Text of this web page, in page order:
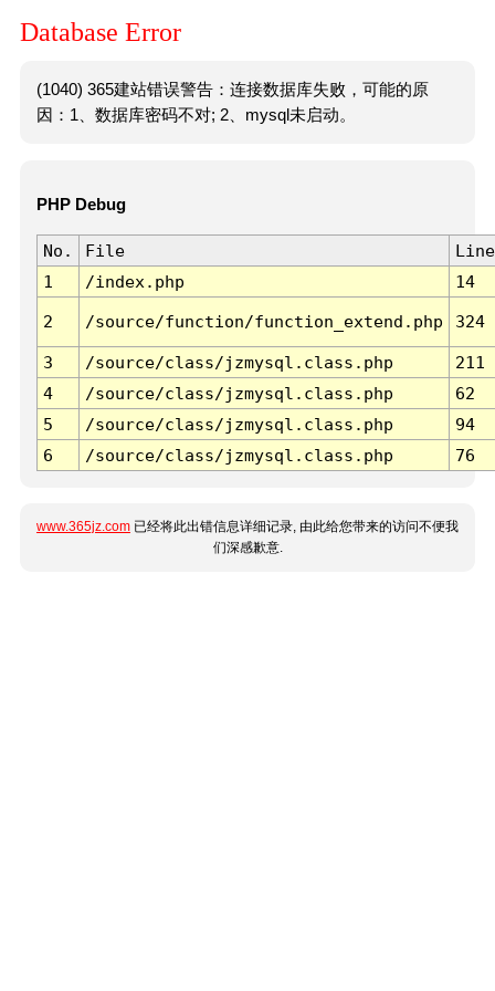
Database Error
(1040) 365建站错误警告：连接数据库失败，可能的原
因：1、数据库密码不对; 2、mysql未启动。
PHP Debug
No. File
Line
1
/index.php 14
2 /source/function/function_extend.php 324
3 /source/class/jzmysql.class.php
211
4
/source/class/jzmysql.class.php
62
5
/source/class/jzmysql.class.php
94
6
/source/class/jzmysql.class.php 76
www.365jz.com 已经将此出错信息详细记录, 由此给您带来的访问不便我
们深感歉意.